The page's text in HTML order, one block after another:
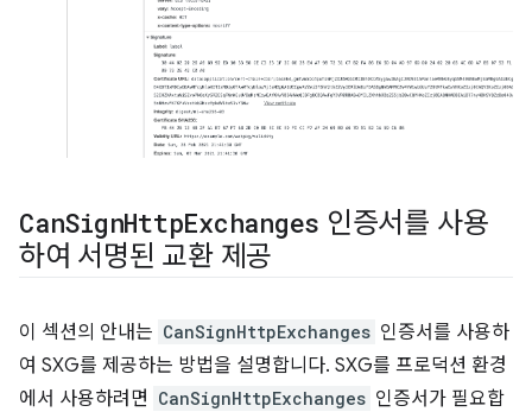
CanSignHttpExchanges 인증서를 사용
하여 서명된 교환 제공
이 섹션의 안내는 CanSignHttpExchanges 인증서를 사용하
여 SXG를 제공하는 방법을 설명합니다. SXG를 프로덕션 환경
에서 사용하려면 CanSignHttpExchanges 인증서가 필요합